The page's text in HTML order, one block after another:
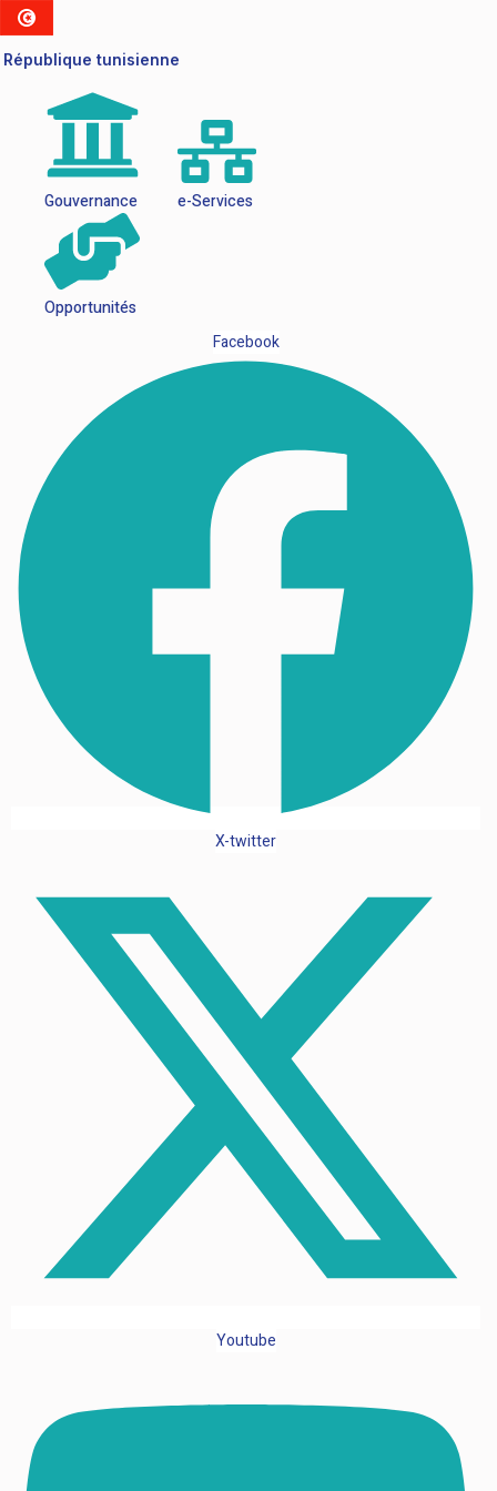
République tunisienne
Gouvernance e-Services
Opportunités
Facebook
X-twitter
Youtube